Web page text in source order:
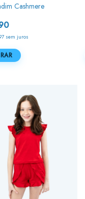
Cashmere
sem juros